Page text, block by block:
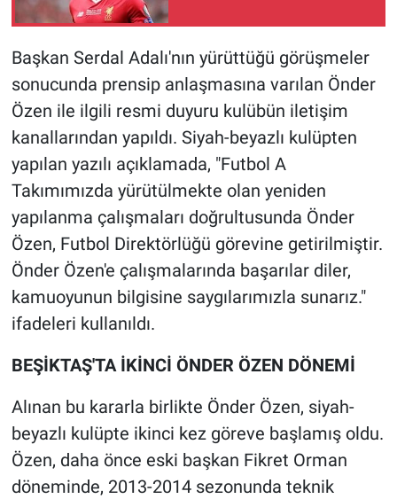
Başkan Serdal Adalı'nın yürüttüğü görüşmeler
sonucunda prensip anlaşmasına varılan Önder
Özen ile ilgili resmi duyuru kulübün iletişim
kanallarından yapıldı. Siyah-beyazlı kulüpten
yapılan yazılı açıklamada, "Futbol A
Takımımızda yürütülmekte olan yeniden
yapılanma çalışmaları doğrultusunda Önder
Özen, Futbol Direktörlüğü görevine getirilmiştir.
Önder Özen'e çalışmalarında başarılar diler,
kamuoyunun bilgisine saygılarımızla sunarız."
ifadeleri kullanıldı.
BEŞİKTAŞ'TA İKİNCİ ÖNDER ÖZEN DÖNEMİ
Alınan bu kararla birlikte Önder Özen, siyah-
beyazlı kulüpte ikinci kez göreve başlamış oldu.
Özen, daha önce eski başkan Fikret Orman
döneminde, 2013-2014 sezonunda teknik